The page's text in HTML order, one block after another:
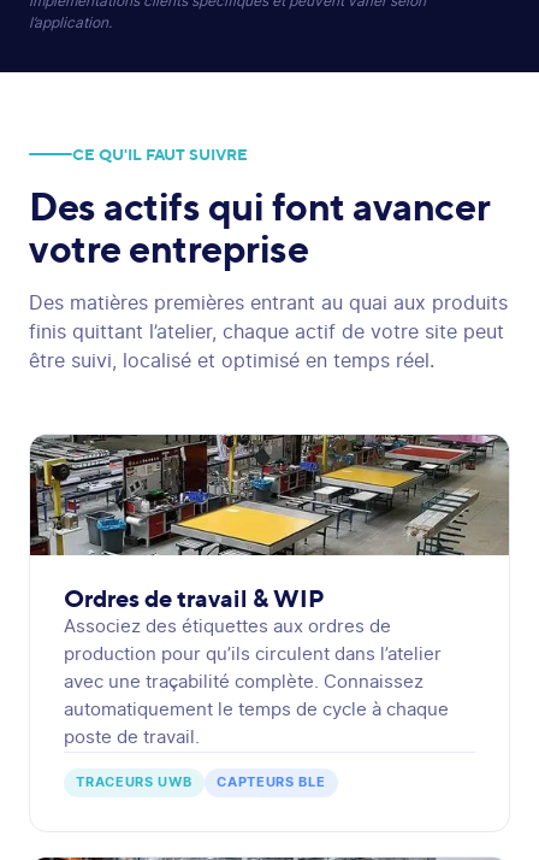
l’application.
CE QU'IL FAUT SUIVRE
Des actifs qui font avancer
votre entreprise
Des matières premières entrant au quai aux produits
finis quittant l’atelier, chaque actif de votre site peut
être suivi, localisé et optimisé en temps réel.
Ordres de travail & WIP
Associez des étiquettes aux ordres de
production pour qu’ils circulent dans l’atelier
avec une traçabilité complète. Connaissez
automatiquement le temps de cycle à chaque
poste de travail.
TRACEURS UWB CAPTEURS BLE